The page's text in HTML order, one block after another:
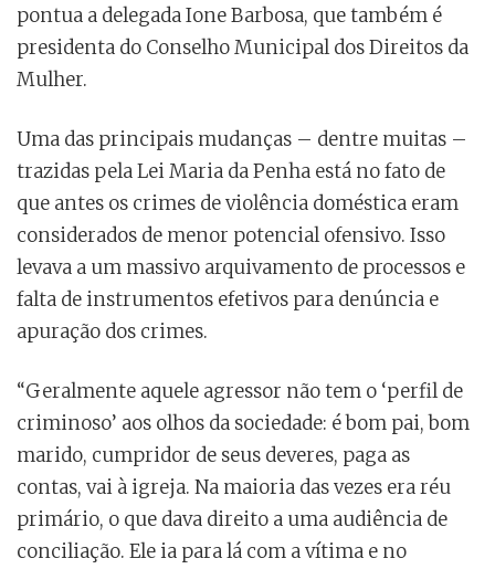
pontua a delegada Ione Barbosa, que também é
presidenta do Conselho Municipal dos Direitos da
Mulher.
Uma das principais mudanças – dentre muitas –
trazidas pela Lei Maria da Penha está no fato de
que antes os crimes de violência doméstica eram
considerados de menor potencial ofensivo. Isso
levava a um massivo arquivamento de processos e
falta de instrumentos efetivos para denúncia e
apuração dos crimes.
“Geralmente aquele agressor não tem o ‘perfil de
criminoso’ aos olhos da sociedade: é bom pai, bom
marido, cumpridor de seus deveres, paga as
contas, vai à igreja. Na maioria das vezes era réu
primário, o que dava direito a uma audiência de
conciliação. Ele ia para lá com a vítima e no